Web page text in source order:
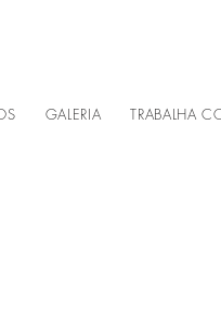
GALERIA TRABALHA